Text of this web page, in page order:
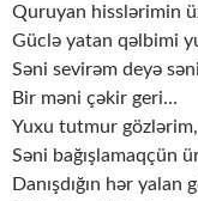
Quruyan hisslərimin
Güclə yatan qəlbimi
Səni sevirəm deyə
Bir məni çəkir geri…
Yuxu tutmur
Səni bağışlamaqçün
Danışdığın hər